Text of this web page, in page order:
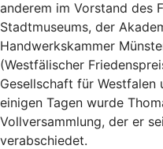
anderem im Vorstand des
Stadtmuseums, der
Handwerkskammer
(Westfälischer
Gesellschaft für
einigen Tagen wurde
Vollversammlung, der er
verabschiedet.